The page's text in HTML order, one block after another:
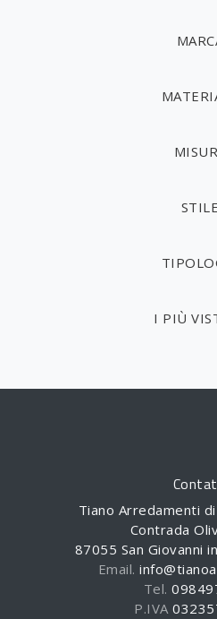
STILE
I PIÙ
Tiano Arredamenti
Contrada
87055 San Giovanni
Email.
Tel.
P.IVA